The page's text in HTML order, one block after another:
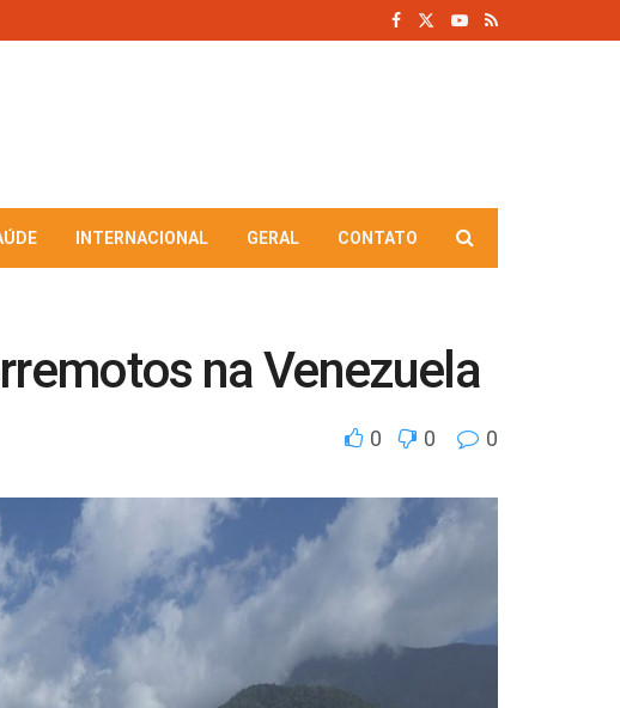
INTERNACIONAL GERAL CONTATO
na Venezuela
0 0 0